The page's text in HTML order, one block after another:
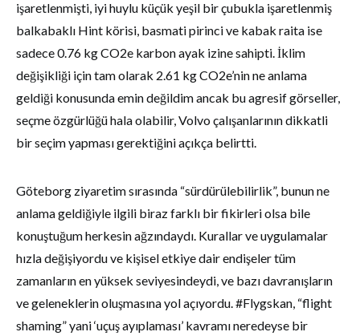
işaretlenmişti, iyi huylu küçük yeşil bir çubukla işaretlenmiş
balkabaklı Hint körisi, basmati pirinci ve kabak raita ise
sadece 0.76 kg CO2e karbon ayak izine sahipti. İklim
değişikliği için tam olarak 2.61 kg CO2e’nin ne anlama
geldiği konusunda emin değildim ancak bu agresif görseller,
seçme özgürlüğü hala olabilir, Volvo çalışanlarının dikkatli
bir seçim yapması gerektiğini açıkça belirtti.
Göteborg ziyaretim sırasında “sürdürülebilirlik”, bunun ne
anlama geldiğiyle ilgili biraz farklı bir fikirleri olsa bile
konuştuğum herkesin ağzındaydı. Kurallar ve uygulamalar
hızla değişiyordu ve kişisel etkiye dair endişeler tüm
zamanların en yüksek seviyesindeydi, ve bazı davranışların
ve geleneklerin oluşmasına yol açıyordu. #Flygskan, “flight
shaming” yani ‘uçuş ayıplaması’ kavramı neredeyse bir